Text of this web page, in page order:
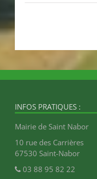
INFOS PRATIQUES :
Mairie de Saint Nabor
10 rue des Carrières
67530 Saint-Nabor
03 88 95 82 22